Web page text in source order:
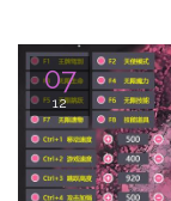
07
12